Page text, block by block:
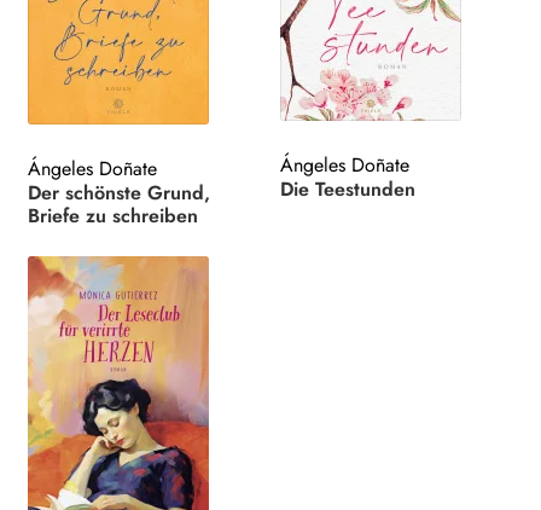
Ángeles Doñate
Der schönste Grund,
Briefe zu schreiben
Ángeles Doñate
Die Teestunden